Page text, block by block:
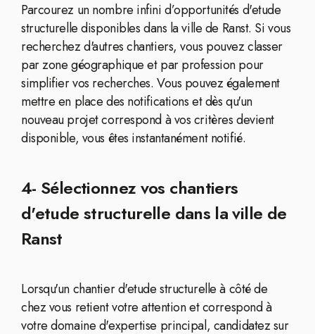
Parcourez un nombre infini d’opportunités d'etude
structurelle disponibles dans la ville de Ranst. Si vous
recherchez d'autres chantiers, vous pouvez classer
par zone géographique et par profession pour
simplifier vos recherches. Vous pouvez également
mettre en place des notifications et dès qu'un
nouveau projet correspond à vos critères devient
disponible, vous êtes instantanément notifié.
4- Sélectionnez vos chantiers
d'etude structurelle dans la ville de
Ranst
Lorsqu'un chantier d'etude structurelle à côté de
chez vous retient votre attention et correspond à
votre domaine d'expertise principal, candidatez sur